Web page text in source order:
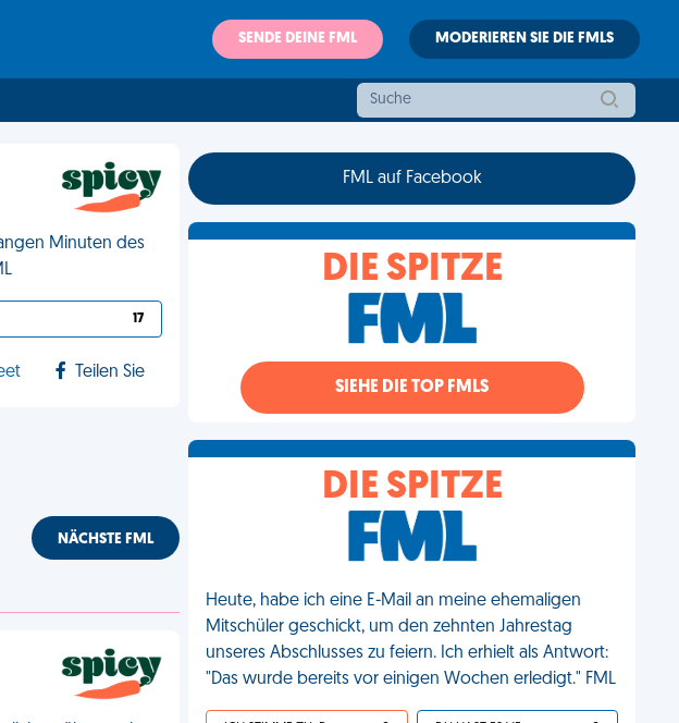
SENDE DEINE FML MODERIEREN SIE DIE FMLS
Minuten des
17
Teilen Sie
NÄCHSTE FML
FML auf Facebook
DIE SPITZE
SIEHE DIE TOP FMLS
DIE SPITZE
Heute, habe ich eine E-Mail an meine ehemaligen
Mitschüler geschickt, um den zehnten Jahrestag
unseres Abschlusses zu feiern. Ich erhielt als Antwort:
"Das wurde bereits vor einigen Wochen erledigt." FML